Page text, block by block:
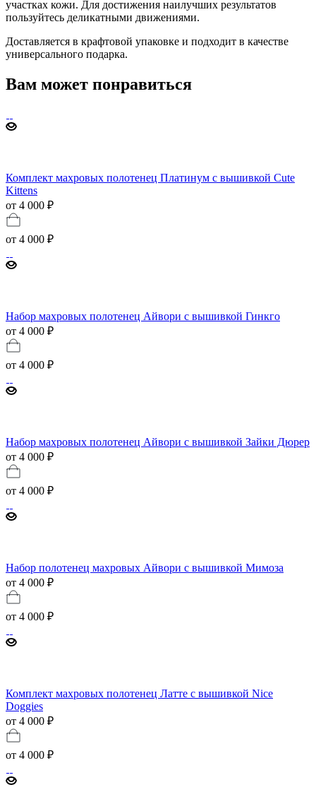
участках кожи. Для достижения наилучших результатов
пользуйтесь деликатными движениями.
Доставляется в крафтовой упаковке и подходит в качестве
универсального подарка.
Вам может понравиться
Комплект махровых полотенец Платинум с вышивкой Cute
Kittens
от 4 000 ₽
от 4 000 ₽
Набор махровых полотенец Айвори с вышивкой Гинкго
от 4 000 ₽
от 4 000 ₽
Набор махровых полотенец Айвори с вышивкой Зайки Дюрер
от 4 000 ₽
от 4 000 ₽
Набор полотенец махровых Айвори с вышивкой Мимоза
от 4 000 ₽
от 4 000 ₽
Комплект махровых полотенец Латте с вышивкой Nice
Doggies
от 4 000 ₽
от 4 000 ₽